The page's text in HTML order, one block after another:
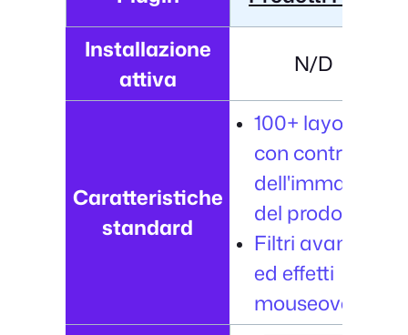
Installazione
attiva
N/D
Caratteristiche
standard
100+ layout
con controllo
dell'immagine
del prodotto.
Filtri avanzati
ed effetti
mouseover.